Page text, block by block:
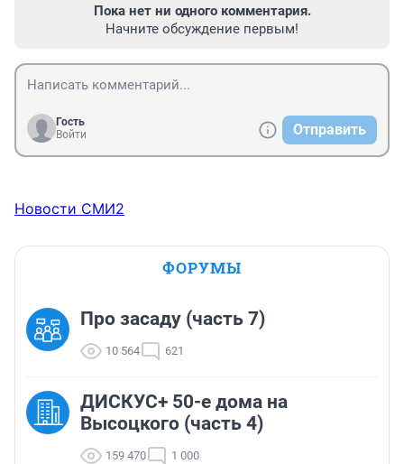
Пока нет ни одного комментария.
Начните обсуждение первым!
Гость
Войти
Отправить
Новости СМИ2
ФОРУМЫ
Про засаду (часть 7)
10 564 621
ДИСКУС+ 50-е дома на
Высоцкого (часть 4)
159 470 1 000